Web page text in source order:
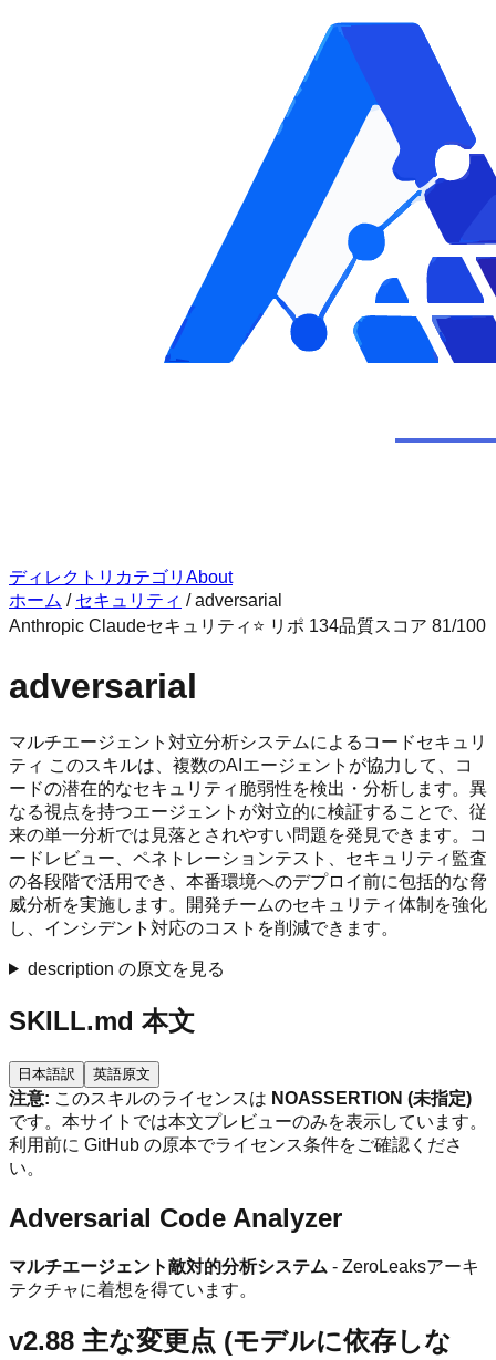
ディレクトリ カテゴリ About
ホーム / セキュリティ /adversarial
Anthropic Claudeセキュリティ ⭐ リポ 134品質スコア 81/100
adversarial
マルチエージェント対立分析システムによるコードセキュリ
ティ このスキルは、複数のAIエージェントが協力して、コ
ードの潜在的なセキュリティ脆弱性を検出・分析します。異
なる視点を持つエージェントが対立的に検証することで、従
来の単一分析では見落とされやすい問題を発見できます。コ
ードレビュー、ペネトレーションテスト、セキュリティ監査
の各段階で活用でき、本番環境へのデプロイ前に包括的な脅
威分析を実施します。開発チームのセキュリティ体制を強化
し、インシデント対応のコストを削減できます。
description の原文を見る
SKILL.md 本文
日本語訳 英語原文
注意: このスキルのライセンスは NOASSERTION (未指定)
です。本サイトでは本文プレビューのみを表示しています。
利用前に GitHub の原本でライセンス条件をご確認くださ
い。
Adversarial Code Analyzer
マルチエージェント敵対的分析システム - ZeroLeaksアーキ
テクチャに着想を得ています。
v2.88 主な変更点 (モデルに依存しな